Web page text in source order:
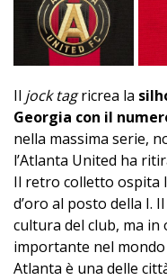
Il jock tagricrea la
Georgia con il
nella massima serie,
l’Atlanta United ha
Il retro colletto ospita
d’oro al posto della I.
cultura del club, ma
importante nel
Atlanta è una delle